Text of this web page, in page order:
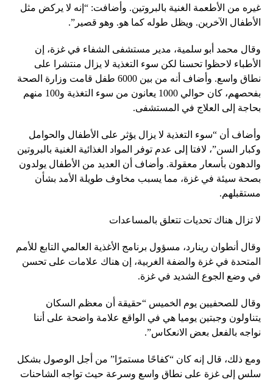
غيره من الأطعمة الغنية بالبروتين. وأضافت: “إنه لا يركض مثل
الأطفال الآخرين. ويظل طوله كما هو. وهو قصير”.
وقال محمد أبو سلمية، مدير مستشفى الشفاء في غزة، إن
الأطباء لاحظوا تحسنا لكن سوء التغذية لا يزال منتشرا على
نطاق واسع. وأضاف أنه من بين 6000 طفل قامت وزارة الصحة
بفحصهم، كان حوالي 1000 يعانون من سوء التغذية و100 منهم
بحاجة إلى العلاج في المستشفى.
وأضاف أن “سوء التغذية لا يزال يؤثر على الأطفال والحوامل
وكبار السن”، لافتا إلى عدم توفر المواد الغذائية الغنية بالبروتين
والدهون بأسعار معقولة. وأضاف أن العديد من الأطفال يولدون
بصحة سيئة في غزة، مما يسبب مخاوف طويلة الأمد بشأن
مستقبلهم.
لا تزال هناك تحديات تتعلق بالمساعدات
وقال أنطوان رينارد، مسؤول برنامج الأغذية العالمي التابع للأمم
المتحدة في غزة والضفة الغربية، إن هناك علامات على تحسن
في وضع الجوع الشديد في غزة.
وقال للصحفيين يوم الخميس “حقيقة أن معظم السكان
يتناولون وجبتين يوميا هي في الواقع علامة واضحة على أننا
نواجه بالفعل بعض الانعكاس”.
ومع ذلك، قال إنه كان “كفاحًا مستمرًا” من أجل الوصول بشكل
سلس إلى غزة على نطاق واسع وسرعة حيث تواجه الشاحنات